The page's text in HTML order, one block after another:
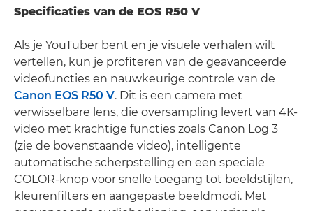
Specificaties van de EOS R50 V
Als je YouTuber bent en je visuele verhalen wilt
vertellen, kun je profiteren van de geavanceerde
videofuncties en nauwkeurige controle van de
Canon EOS R50 V. Dit is een camera met
verwisselbare lens, die oversampling levert van 4K-
video met krachtige functies zoals Canon Log 3
(zie de bovenstaande video), intelligente
automatische scherpstelling en een speciale
COLOR-knop voor snelle toegang tot beeldstijlen,
kleurenfilters en aangepaste beeldmodi. Met